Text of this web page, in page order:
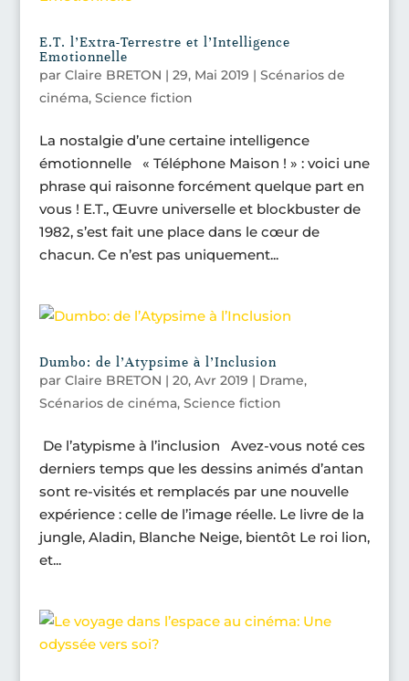
E.T. l’Extra-Terrestre et l’Intelligence
Emotionnelle
par Claire BRETON | 29, Mai 2019 | Scénarios de
cinéma, Science fiction
La nostalgie d’une certaine intelligence
émotionnelle « Téléphone Maison ! » : voici une
phrase qui raisonne forcément quelque part en
vous ! E.T., Œuvre universelle et blockbuster de
1982, s’est fait une place dans le cœur de
chacun. Ce n’est pas uniquement...
Dumbo: de l’Atypsime à l’Inclusion
par Claire BRETON | 20, Avr 2019 | Drame,
Scénarios de cinéma, Science fiction
De l’atypisme à l’inclusion Avez-vous noté ces
derniers temps que les dessins animés d’antan
sont re-visités et remplacés par une nouvelle
expérience : celle de l’image réelle. Le livre de la
jungle, Aladin, Blanche Neige, bientôt Le roi lion,
et...